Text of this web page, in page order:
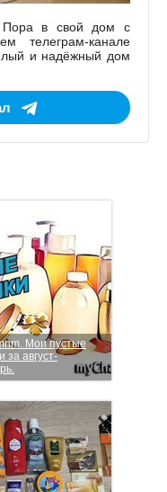
Пора в свой дом с
телеграм-канале
и надёжный дом
Мои пустые
за август-